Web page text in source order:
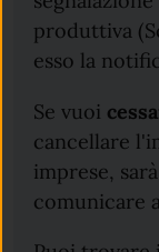
produttiva
esso la
Se vuoi
cancellare
imprese,
comunicare